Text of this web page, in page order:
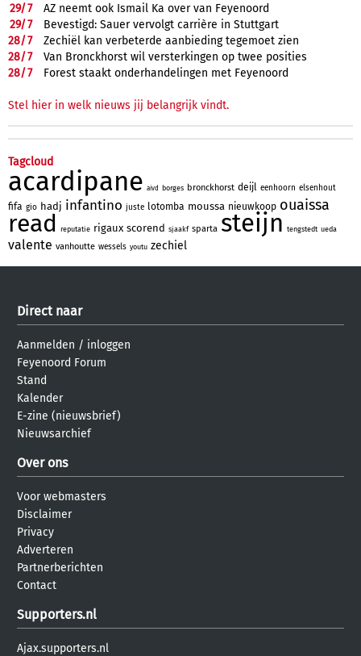
29/7
AZ neemt ook Ismail Ka over van Feyenoord
29/7
Bevestigd: Sauer vervolgt carrière in Stuttgart
28/7
Zechiël kan verbeterde aanbieding tegemoet zien
28/7
Van Bronckhorst wil versterkingen op twee posities
28/7 Forest staakt onderhandelingen met Feyenoord
Stel hier in welk nieuws jij belangrijk vindt.
Tagcloud
acardipane aivd borges bronckhorst deijl eenhoorn elsenhout
fifa gio hadj infantino juste lotomba moussa nieuwkoop ouaissa
read reputatie rigaux scorend sjaakf sparta steijn tengstedt ueda
valente vanhoutte wessels youtu zechiel
Direct naar
Aanmelden / inloggen
Feyenoord Forum
Stand
Kalender
E-zine (nieuwsbrief)
Nieuwsarchief
Over ons
Voor webmasters
Disclaimer
Privacy
Adverteren
Partnerberichten
Contact
Supporters.nl
Ajax.supporters.nl